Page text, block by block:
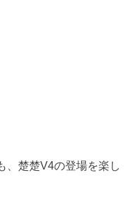
、楚楚V4の登場を楽し